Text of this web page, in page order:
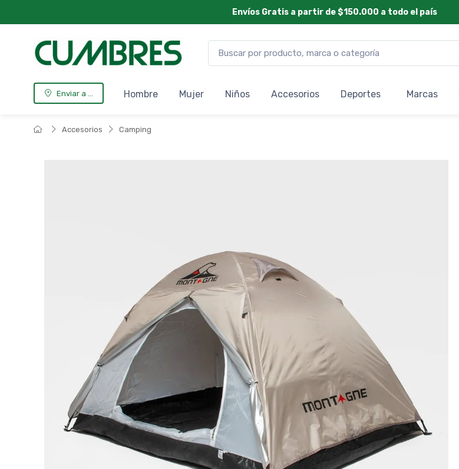
Envíos Gratis a partir de $150.000 a todo el país
Enviar a ... Hombre Mujer Niños Accesorios Deportes Marcas
Accesorios Camping